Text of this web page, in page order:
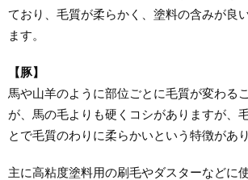
ており、毛質が柔らかく、塗料の含みが良
ます。
【豚】
馬や山羊のように部位ごとに毛質が変わる
が、馬の毛よりも硬くコシがありますが、
とで毛質のわりに柔らかいという特徴があり
主に高粘度塗料用の刷毛やダスターなどに